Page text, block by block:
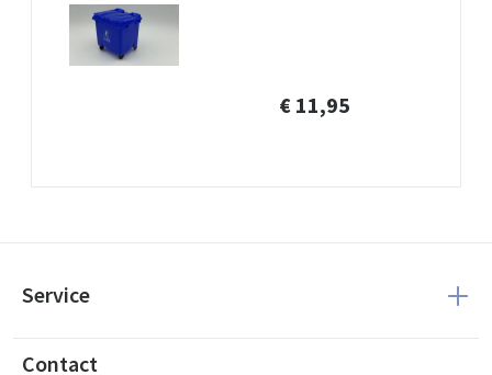
€ 11,95
Service
Contact